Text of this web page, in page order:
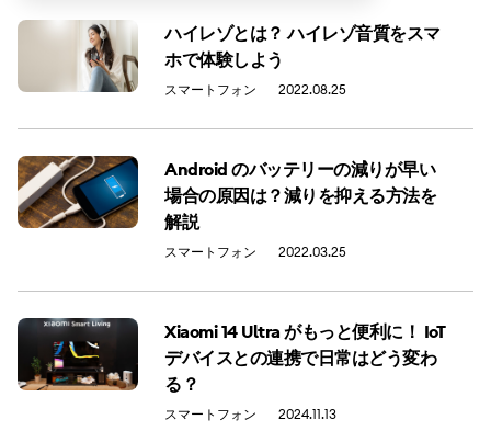
ハイレゾとは？ ハイレゾ音質をスマ
ホで体験しよう
スマートフォン 2022.08.25
Android のバッテリーの減りが早い
場合の原因は？減りを抑える方法を
解説
スマートフォン 2022.03.25
Xiaomi 14 Ultra がもっと便利に！ IoT
デバイスとの連携で日常はどう変わ
る？
スマートフォン 2024.11.13